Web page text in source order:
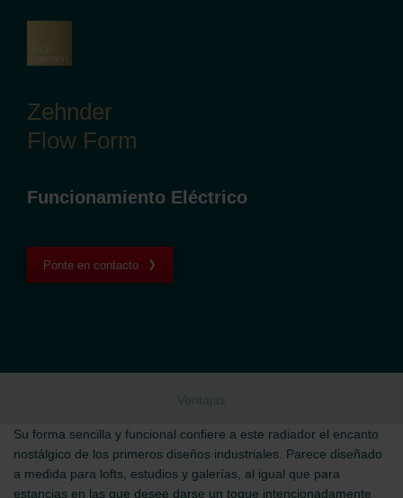
Zehnder
Flow Form
Funcionamiento Eléctrico
Ponte en contacto
Ventajas
Su forma sencilla y funcional confiere a este radiador el encanto
nostálgico de los primeros diseños industriales. Parece diseñado
a medida para lofts, estudios y galerías, al igual que para
estancias en las que desee darse un toque intencionadamente